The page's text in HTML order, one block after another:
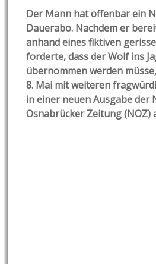
Der Mann hat offenbar ein
Dauerabo. Nachdem er
anhand eines fiktiven
forderte, dass der Wolf ins
übernommen werden
8. Mai mit weiteren
in einer neuen Ausgabe der
Osnabrücker Zeitung (NOZ)